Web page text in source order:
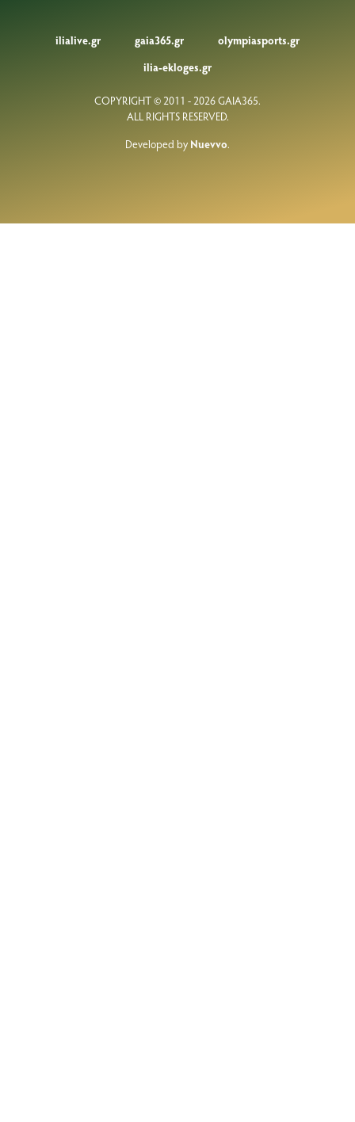
ilialive.gr gaia365.gr
olympiasports.gr
ilia-ekloges.gr
COPYRIGHT © 2011 - 2026 GAIA365.
ALL RIGHTS RESERVED.
Developed by Nuevvo.